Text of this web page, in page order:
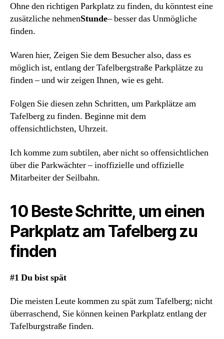
Ohne den richtigen Parkplatz zu finden, du könntest eine
zusätzliche nehmenStunde– besser das Unmögliche
finden.
Waren hier, Zeigen Sie dem Besucher also, dass es
möglich ist, entlang der Tafelbergstraße Parkplätze zu
finden – und wir zeigen Ihnen, wie es geht.
Folgen Sie diesen zehn Schritten, um Parkplätze am
Tafelberg zu finden. Beginne mit dem
offensichtlichsten, Uhrzeit.
Ich komme zum subtilen, aber nicht so offensichtlichen
über die Parkwächter – inoffizielle und offizielle
Mitarbeiter der Seilbahn.
10 Beste Schritte, um einen
Parkplatz am Tafelberg zu
finden
#1 Du bist spät
Die meisten Leute kommen zu spät zum Tafelberg; nicht
überraschend, Sie können keinen Parkplatz entlang der
Tafelburgstraße finden.